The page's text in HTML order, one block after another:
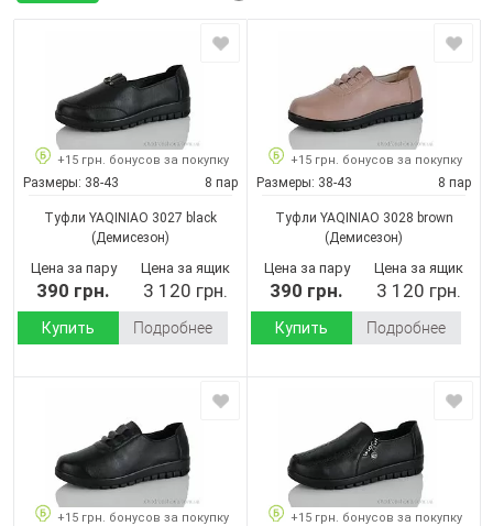
+15 грн. бонусов за покупку
Размеры: 38-43 8 пар
Туфли YAQINIAO 3027 black
(Демисезон)
Цена за пару
390 грн.
Цена за ящик
3 120 грн.
Купить Подробнее
+15 грн. бонусов за покупку
Размеры: 38-43 8 пар
Туфли YAQINIAO 3028 brown
(Демисезон)
Цена за пару
390 грн.
Цена за ящик
3 120 грн.
Купить Подробнее
+15 грн. бонусов за покупку +15 грн. бонусов за покупку